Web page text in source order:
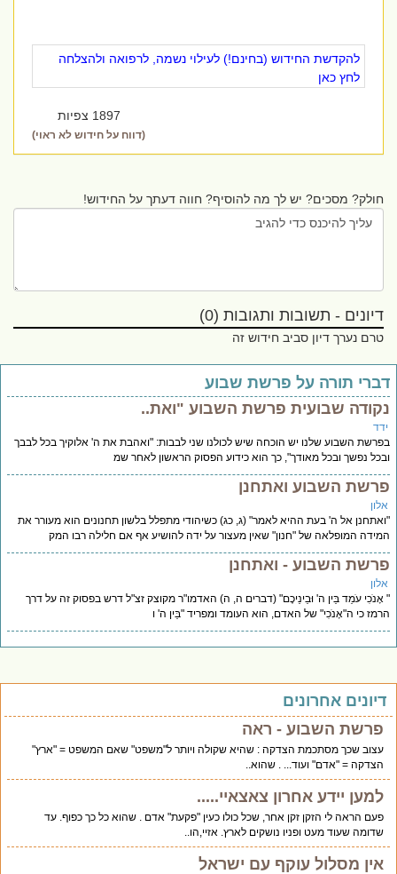
להקדשת החידוש (בחינם!) לעילוי נשמה, לרפואה ולהצלחה
לחץ כאן
1897 צפיות
(דווח על חידוש לא ראוי)
חולק? מסכים? יש לך מה להוסיף? חווה דעתך על החידוש!
דיונים - תשובות ותגובות (0)
טרם נערך דיון סביב חידוש זה
תורה על פרשת שבוע
שבועית פרשת השבוע "ואת..
השבוע שלנו יש הוכחה שיש לכולנו שני לבבות: "ואהבת את ה' אלוקיך בכל לבבך
נפשך ובכל מאודך", כך הוא כידוע הפסוק הראשון לאחר שמ
השבוע ואתחנן
אל ה' בעת ההיא לאמר" (ג, כג) כשיהודי מתפלל בלשון תחנונים הוא מעורר את
המופלאה של "חנון" שאין מעצור על ידה להושיע אף אם חלילה רבו המק
השבוע - ואתחנן
עֹמֵד בֵּין ה' וּבֵינֵיכֶם" (דברים ה, ה) האדמו"ר מקוצק זצ"ל דרש בפסוק זה על דרך
כי ה"אָנֹכִי" של האדם, הוא העומד ומפריד "בֵּין ה' ו
אחרונים
פרשת השבוע - ראה
עצוב שכך מסתכמת הצדקה : שהיא שקולה ויותר ל"משפט" שאם המשפט = "ארץ"
הצדקה = "אדם" ועוד... . שהוא..
למען יידע אחרון צאצאיי.....
פעם הראה לי הזקן זקן אחר, שכל כולו כעין "פקעת" אדם . שהוא כל כך כפוף. עד
שדומה שעוד מעט ופניו נושקים לארץ. אזיי,הו..
אין מסלול עוקף עם ישראל